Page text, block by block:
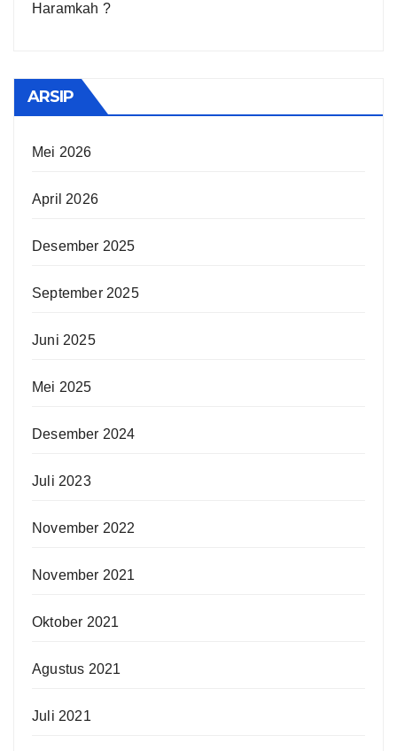
Haramkah ?
ARSIP
Mei 2026
April 2026
Desember 2025
September 2025
Juni 2025
Mei 2025
Desember 2024
Juli 2023
November 2022
November 2021
Oktober 2021
Agustus 2021
Juli 2021